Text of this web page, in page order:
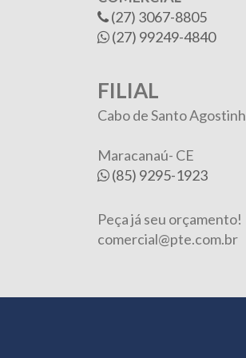
(27) 3067-8805
(27) 99249-4840
FILIAL
Cabo de Santo
Maracanaú- CE
(85) 9295-1923
Peça já seu orçamento!
comercial@pte.com.br